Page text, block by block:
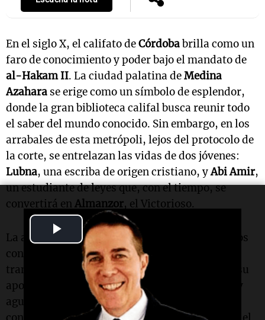
Play
Video
En el siglo X, el califato deCórdobabrilla como un
faro de conocimiento y poder bajo el mandato de
al-Hakam II. La ciudad palatina deMedina
Azahara se erige como un símbolo de esplendor,
donde la gran biblioteca califal busca reunir todo
el saber del mundo conocido. Sin embargo, en los
arrabales de esta metrópoli, lejos del protocolo de
la corte, se entrelazan las vidas de dos jóvenes:
Lubna, una escriba de origen cristiano, yAbi Amir,
un estudiante de leyes que, con el tiempo, se
convertirá enAlmanzor, el Victorioso.
La admiración mutua entre
los
convierte en testigos y protagonistas de la
transformación de unal-Ándalus
que alcanza su
apogeo. Sin embargo, en el paraíso de mármol y
agua de
Medina Azahara, cada acción tiene sus